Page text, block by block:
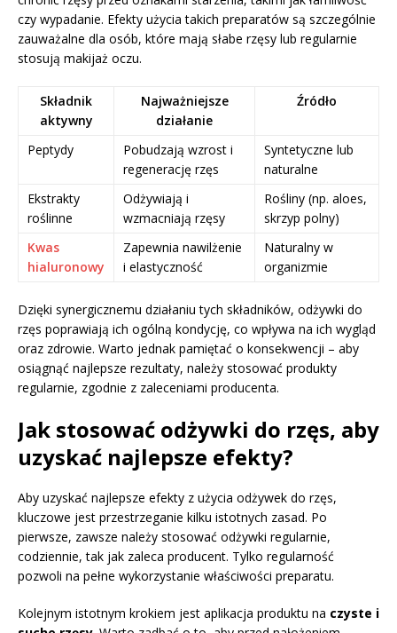
czy wypadanie. Efekty użycia takich preparatów są szczególnie
zauważalne dla osób, które mają słabe rzęsy lub regularnie
stosują makijaż oczu.
Składnik
aktywny
Najważniejsze
działanie
Źródło
Peptydy
Pobudzają wzrost i
regenerację rzęs
Syntetyczne lub
naturalne
Ekstrakty
roślinne
Odżywiają i
wzmacniają rzęsy
Rośliny (np. aloes,
skrzyp polny)
Kwas
hialuronowy
Zapewnia nawilżenie
i elastyczność
Naturalny w
organizmie
Dzięki synergicznemu działaniu tych składników, odżywki do
rzęs poprawiają ich ogólną kondycję, co wpływa na ich wygląd
oraz zdrowie. Warto jednak pamiętać o konsekwencji – aby
osiągnąć najlepsze rezultaty, należy stosować produkty
regularnie, zgodnie z zaleceniami producenta.
Jak stosować odżywki do rzęs, aby
uzyskać najlepsze efekty?
Aby uzyskać najlepsze efekty z użycia odżywek do rzęs,
kluczowe jest przestrzeganie kilku istotnych zasad. Po
pierwsze, zawsze należy stosować odżywki regularnie,
codziennie, tak jak zaleca producent. Tylko regularność
pozwoli na pełne wykorzystanie właściwości preparatu.
Kolejnym istotnym krokiem jest aplikacja produktu na czyste i